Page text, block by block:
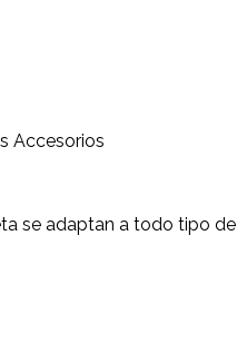
Accesorios
se adaptan a todo tipo de